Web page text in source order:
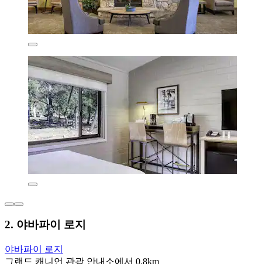
2. 야바파이 로지
야바파이 로지
그랜드 캐니언 관광 안내소에서 0.8km